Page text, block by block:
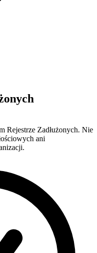
Rejestrze Zadłużonych. Nie
ani